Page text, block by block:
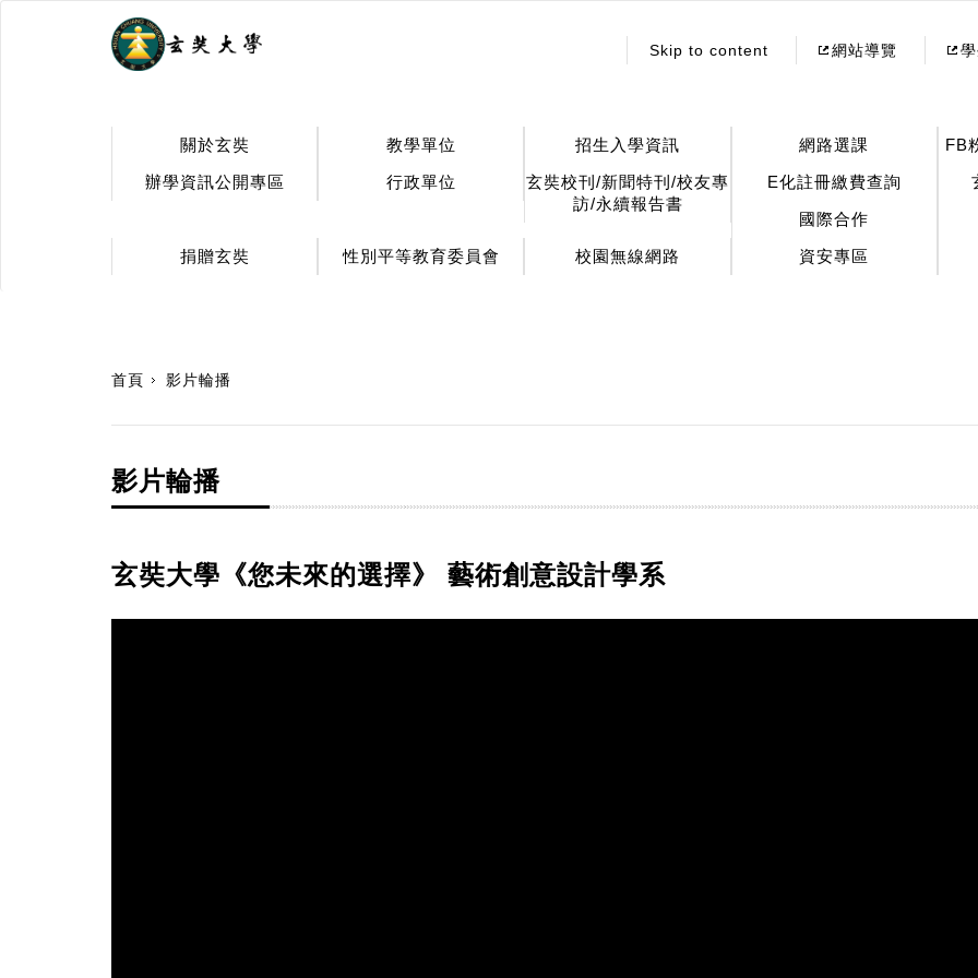
Skip to content 網站導覽
關於玄奘 教學單位 招生入學資訊 網路選課 FB
辦學資訊公開專區
行政單位
玄奘校刊/新聞特刊/校友專
訪/永續報告書
E化註冊繳費查詢
國際合作
捐贈玄奘
性別平等教育委員會 校園無線網路 資安專區
首頁 影片輪播
影片輪播
玄奘大學《您未來的選擇》 藝術創意設計學系